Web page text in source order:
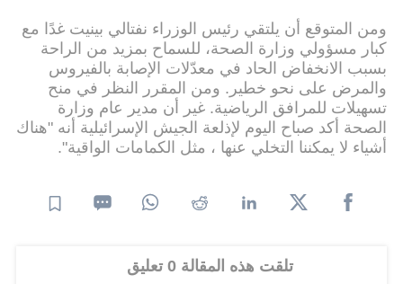
ومن المتوقع أن يلتقي رئيس الوزراء نفتالي بينيت غدًا مع
كبار مسؤولي وزارة الصحة، للسماح بمزيد من الراحة
بسبب الانخفاض الحاد في معدّلات الإصابة بالفيروس
والمرض على نحو خطير. ومن المقرر النظر في منح
تسهيلات للمرافق الرياضية. غير أن مدير عام وزارة
الصحة أكد صباح اليوم لإذلعة الجيش الإسرائيلية أنه "هناك
أشياء لا يمكننا التخلي عنها ، مثل الكمامات الواقية".
تلقت هذه المقالة 0 تعليق